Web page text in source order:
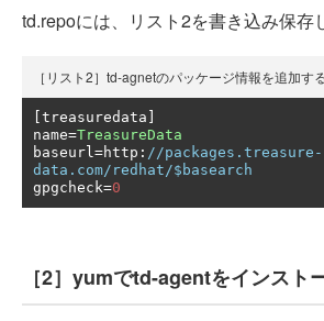
td.repoには、リスト2を書き込み保存
［リスト2］td-agnetのパッケージ情報を追加す
treasuredata
name=TreasureData
baseurl=http : //packages.treasure-
data.com/redhat/$basearch
gpgcheck=0
［2］yumでtd-agentをインスト